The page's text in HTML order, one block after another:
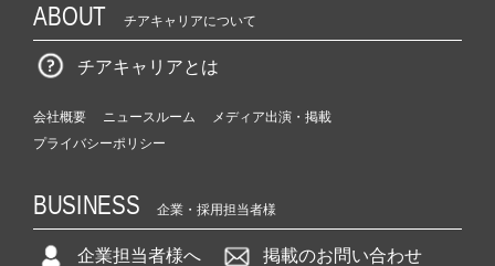
ABOUT チアキャリアについて
チアキャリアとは
会社概要 ニュースルーム
メディア出演・掲載
プライバシーポリシー
BUSINESS 企業・採用担当者様
企業担当者様へ 掲載のお問い合わせ